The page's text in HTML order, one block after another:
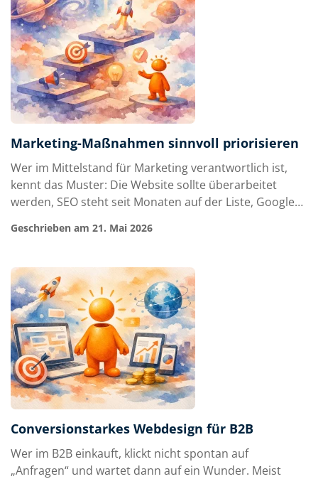
Marketing-Maßnahmen sinnvoll priorisieren
Wer im Mittelstand für Marketing verantwortlich ist,
kennt das Muster: Die Website sollte überarbeitet
werden, SEO steht seit Monaten auf der Liste, Google
Recruiting drückt und parallel meldet sich noch der
Genau an diesem Punkt wird die Fr…
Geschrieben am 21. Mai 2026
Conversionstarkes Webdesign für B2B
Wer im B2B einkauft, klickt nicht spontan auf
„Anfragen“ und wartet dann auf ein Wunder. Meist